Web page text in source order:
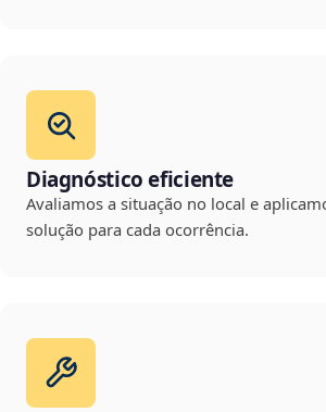
Diagnóstico eficiente
Avaliamos a situação no local e
solução para cada ocorrência.